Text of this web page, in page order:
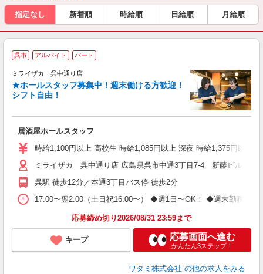
指定なし 新着順 時給順 日給順 月給順
呉市 アルバイト パート
ミライザカ 呉中通り店
★ホールスタッフ募集中！週末働ける方歓迎！
シフト自由！
居酒屋ホールスタッフ
時給1,100円以上 高校生 時給1,085円以上 深夜 時給1,375円以上
ミライザカ 呉中通り店 広島県呉市中通3丁目7-4 新藤ビル1，2
呉駅 徒歩12分／本通3丁目バス停 徒歩2分
17:00〜翌2:00（土日祝16:00〜） ◆週1日〜OK！ ◆週末勤務で
応募締め切り2026/08/31 23:59まで
キープ 応募画面へ進む
かんたん3ステップ！
ワタミ株式会社 の他の求人をみる